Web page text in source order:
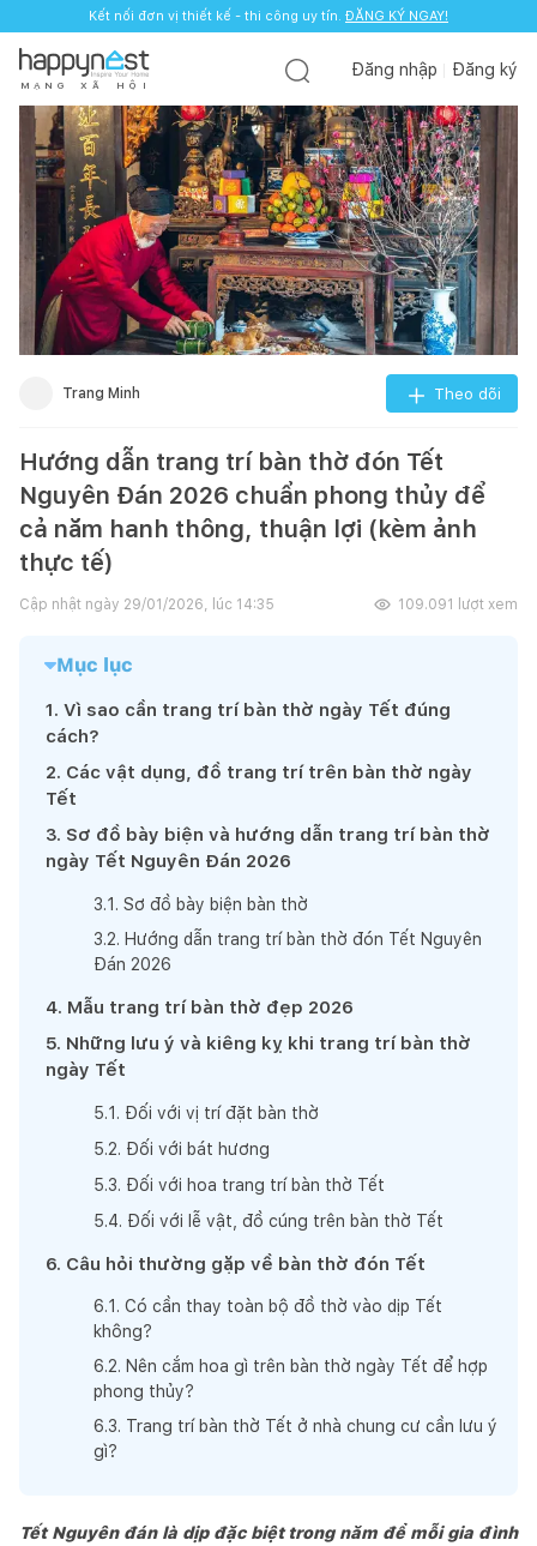
Kết nối đơn vị thiết kế - thi công uy tín. ĐĂNG KÝ NGAY!
M Ạ N G X Ã H Ộ I
Đăng nhập Đăng ký
Trang Minh Theo dõi
Hướng dẫn trang trí bàn thờ đón Tết
Nguyên Đán 2026 chuẩn phong thủy để
cả năm hanh thông, thuận lợi (kèm ảnh
thực tế)
Cập nhật ngày 29/01/2026, lúc 14:35 109.091 lượt xem
Mục lục
1. Vì sao cần trang trí bàn thờ ngày Tết đúng
cách?
2. Các vật dụng, đồ trang trí trên bàn thờ ngày
Tết
3. Sơ đồ bày biện và hướng dẫn trang trí bàn thờ
ngày Tết Nguyên Đán 2026
3.1 . Sơ đồ bày biện bàn thờ
3.2. Hướng dẫn trang trí bàn thờ đón Tết Nguyên
Đán 2026
4. Mẫu trang trí bàn thờ đẹp 2026
5. Những lưu ý và kiêng kỵ khi trang trí bàn thờ
ngày Tết
5.1 . Đối với vị trí đặt bàn thờ
5.2. Đối với bát hương
5.3. Đối với hoa trang trí bàn thờ Tết
5.4. Đối với lễ vật, đồ cúng trên bàn thờ Tết
6. Câu hỏi thường gặp về bàn thờ đón Tết
6.1 . Có cần thay toàn bộ đồ thờ vào dịp Tết
không?
6.2. Nên cắm hoa gì trên bàn thờ ngày Tết để hợp
phong thủy?
6.3. Trang trí bàn thờ Tết ở nhà chung cư cần lưu ý
gì?
Tết Nguyên đán là dịp đặc biệt trong năm để mỗi gia đình